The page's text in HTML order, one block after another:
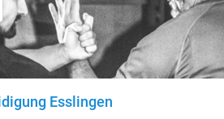
Esslingen